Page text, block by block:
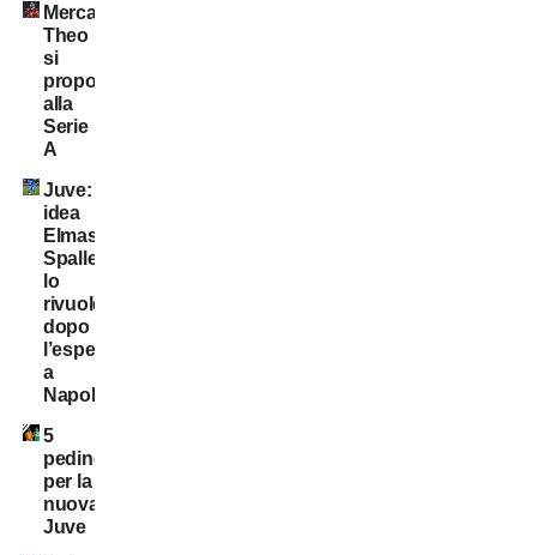
Mercato:
Theo
si
propone
alla
Serie
A
Juve:
idea
Elmas.
Spalletti
lo
rivuole
dopo
l’esperienza
a
Napoli
5
pedine
per la
nuova
Juve